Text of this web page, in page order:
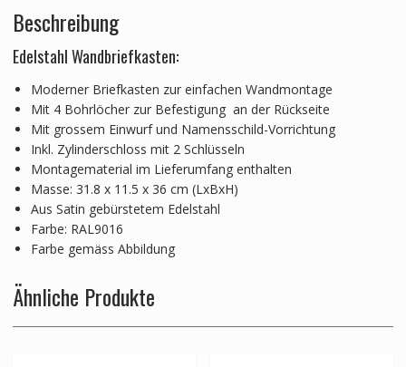
Beschreibung
Edelstahl Wandbriefkasten:
Moderner Briefkasten zur einfachen Wandmontage
Mit 4 Bohrlöcher zur Befestigung an der Rückseite
Mit grossem Einwurf und Namensschild-Vorrichtung
Inkl. Zylinderschloss mit 2 Schlüsseln
Montagematerial im Lieferumfang enthalten
Masse: 31.8 x 11.5 x 36 cm (LxBxH)
Aus Satin gebürstetem Edelstahl
Farbe: RAL9016
Farbe gemäss Abbildung
Ähnliche Produkte